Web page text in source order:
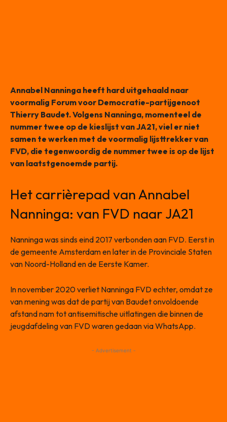
Annabel Nanninga heeft hard uitgehaald naar
voormalig Forum voor Democratie-partijgenoot
Thierry Baudet. Volgens Nanninga, momenteel de
nummer twee op de kieslijst van JA21, viel er niet
samen te werken met de voormalig lijsttrekker van
FVD, die tegenwoordig de nummer twee is op de lijst
van laatstgenoemde partij.
Het carrièrepad van Annabel
Nanninga: van FVD naar JA21
Nanninga was sinds eind 2017 verbonden aan FVD. Eerst in
de gemeente Amsterdam en later in de Provinciale Staten
van Noord-Holland en de Eerste Kamer.
In november 2020 verliet Nanninga FVD echter, omdat ze
van mening was dat de partij van Baudet onvoldoende
afstand nam tot antisemitische uitlatingen die binnen de
jeugdafdeling van FVD waren gedaan via WhatsApp.
- Advertisement -